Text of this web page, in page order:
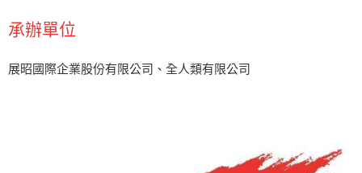
承辦單位
展昭國際企業股份有限公司、全人類有限公司